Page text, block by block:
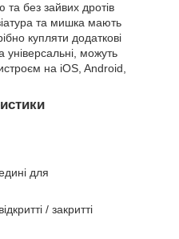
та без зайвих дротів
та мишка мають
купляти додаткові
універсальні, можуть
на iOS, Android,
для
/ закритті